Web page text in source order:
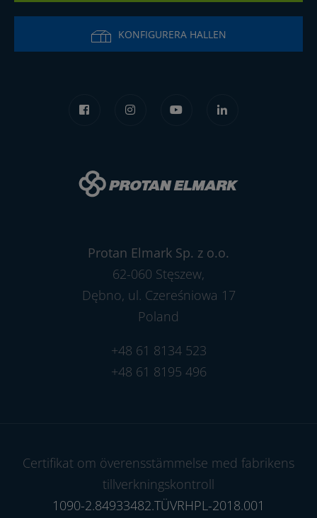
KONFIGURERA HALLEN
Protan Elmark Sp. z o.o.
62-060 Stęszew,
Dębno, ul. Czereśniowa 17
Poland
+48 61 8134 523
+48 61 8195 496
Certifikat om överensstämmelse med fabrikens
tillverkningskontroll
1090-2.84933482.TÜVRHPL-2018.001